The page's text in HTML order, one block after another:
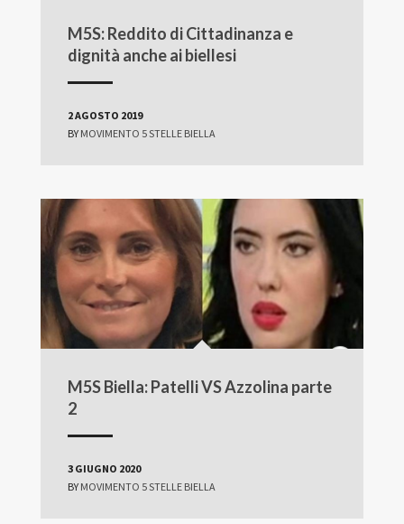
M5S: Reddito di Cittadinanza e
dignità anche ai biellesi
2 AGOSTO 2019
BY MOVIMENTO 5 STELLE BIELLA
M5S Biella: Patelli VS Azzolina parte
2
3 GIUGNO 2020
BY MOVIMENTO 5 STELLE BIELLA